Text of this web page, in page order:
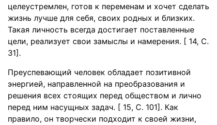
целеустремлен, готов к переменам и хочет сделать
жизнь лучше для себя, своих родных и близких.
Такая личность всегда достигает поставленные
цели, реализует свои замыслы и намерения. [ 14, С.
31].
Преуспевающий человек обладает позитивной
энергией, направленной на преобразования и
решения всех стоящих перед обществом и лично
перед ним насущных задач. [ 15, С. 101]. Как
правило, он творчески подходит к своей жизни,